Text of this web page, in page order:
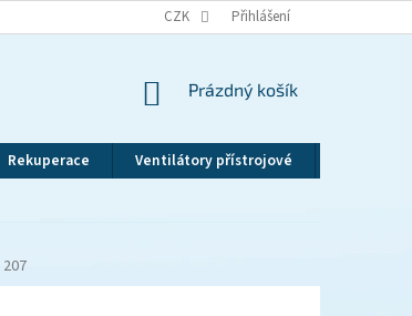
ZÁSADY OCHRANY OSOBNÍCH
CZK Přihlášení
NÁKUPNÍ
Prázdný košík
Rekuperace Ventilátory přístrojové
207